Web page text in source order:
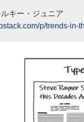
ルキー・ジュニア
p/trends-in-